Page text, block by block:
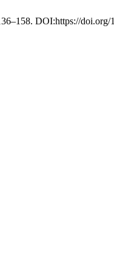
DOI:https://doi.org/